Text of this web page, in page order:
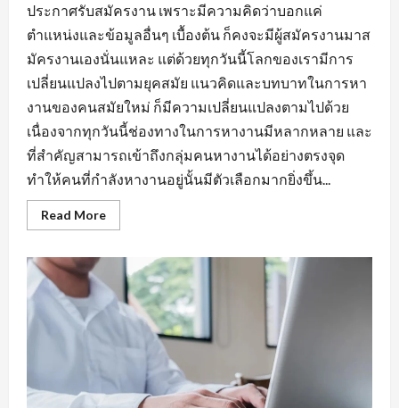
ประกาศรับสมัครงาน เพราะมีความคิดว่าบอกแค่
ตำแหน่งและข้อมูลอื่นๆ เบื้องต้น ก็คงจะมีผู้สมัครงานมาส
มัครงานเองนั่นแหละ แต่ด้วยทุกวันนี้โลกของเรามีการ
เปลี่ยนแปลงไปตามยุคสมัย แนวคิดและบทบาทในการหา
งานของคนสมัยใหม่ ก็มีความเปลี่ยนแปลงตามไปด้วย
เนื่องจากทุกวันนี้ช่องทางในการหางานมีหลากหลาย และ
ที่สำคัญสามารถเข้าถึงกลุ่มคนหางานได้อย่างตรงจุด
ทำให้คนที่กำลังหางานอยู่นั้นมีตัวเลือกมากยิ่งขึ้น...
Read MoreRead
more
เหล็ก
ของ
การ
หา
งาน
อุตสาหกรรม
หนองแค
ต้อง
มี